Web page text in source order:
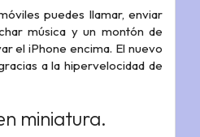
puedes llamar, enviar
música y un montón de
el iPhone encima. El nuevo
a la hipervelocidad de
miniatura.